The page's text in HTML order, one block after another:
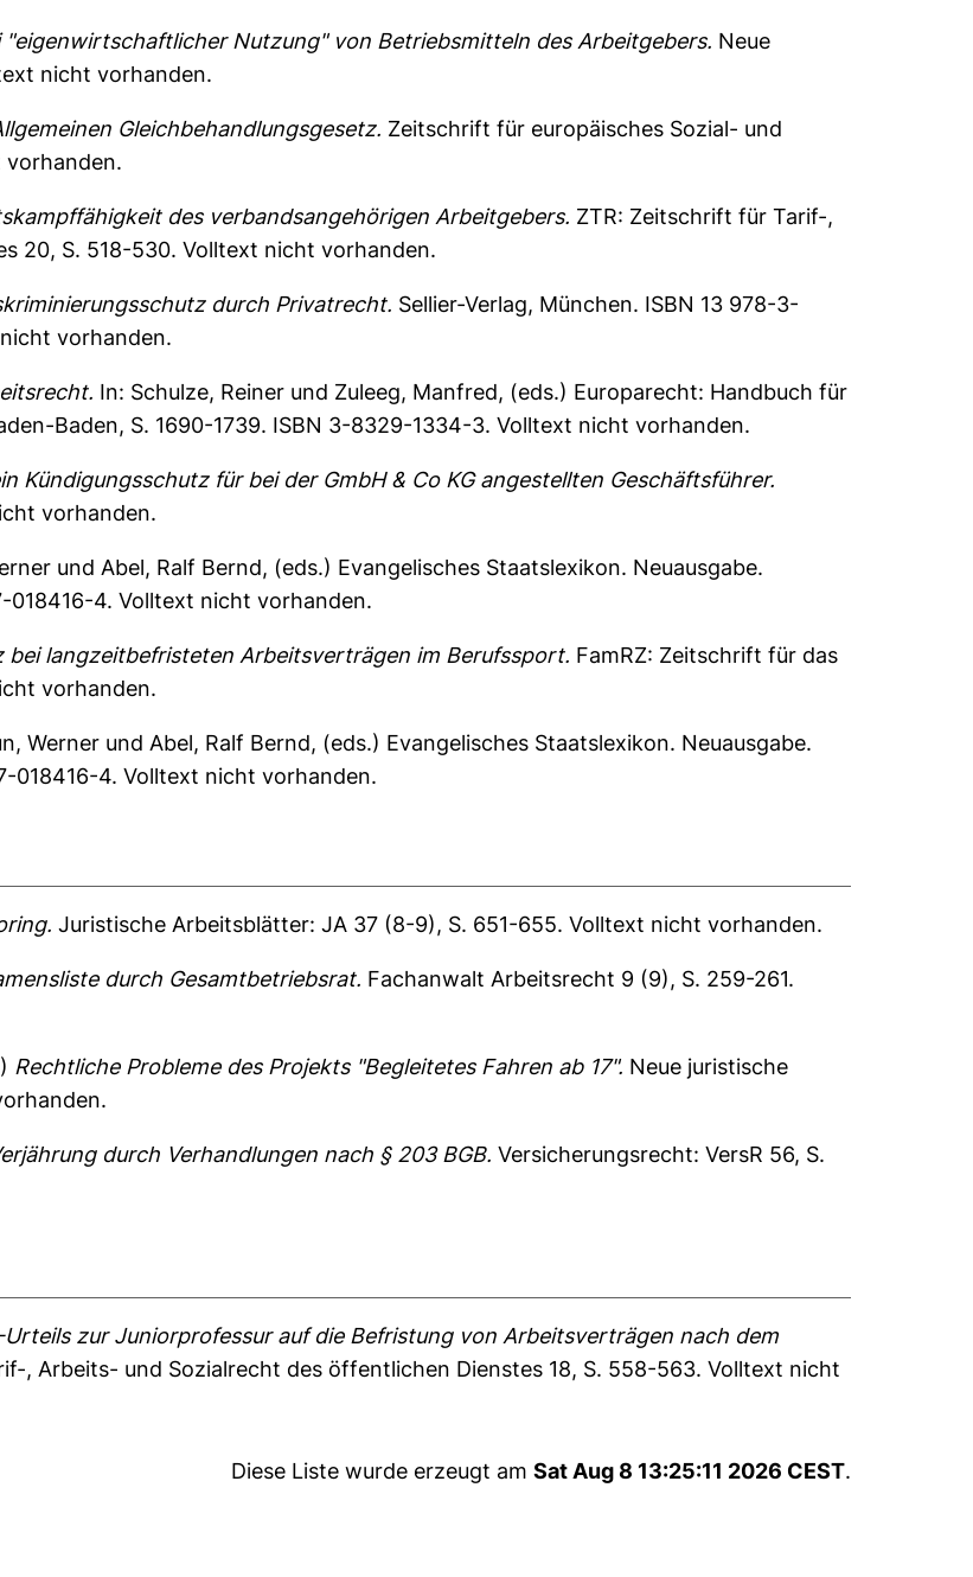
"eigenwirtschaftlicher Nutzung" von Betriebsmitteln des Arbeitgebers. Neue
nicht vorhanden.
Gleichbehandlungsgesetz. Zeitschrift für europäisches Sozial- und
des verbandsangehörigen Arbeitgebers. ZTR: Zeitschrift für Tarif-,
20, S. 518-530.Volltext nicht vorhanden.
durch Privatrecht. Sellier-Verlag, München. ISBN 13 978-3-
vorhanden.
In: Schulze, Reiner und Zuleeg, Manfred, (eds.) Europarecht: Handbuch für
Baden, S. 1690-1739. ISBN 3-8329-1334-3. Volltext nicht vorhanden.
Kündigungsschutz für bei der GmbH & Co KG angestellten Geschäftsführer.
vorhanden.
und Abel, Ralf Bernd, (eds.) Evangelisches Staatslexikon. Neuausgabe.
018416-4. Volltext nicht vorhanden.
bei langzeitbefristeten Arbeitsverträgen im Berufssport. FamRZ: Zeitschrift für das
vorhanden.
Werner und Abel, Ralf Bernd, (eds.) Evangelisches Staatslexikon. Neuausgabe.
018416-4. Volltext nicht vorhanden.
Juristische Arbeitsblätter: JA 37 (8-9), S. 651-655.Volltext nicht vorhanden.
durch Gesamtbetriebsrat. Fachanwalt Arbeitsrecht 9 (9), S. 259-261.
Rechtliche Probleme des Projekts "Begleitetes Fahren ab 17". Neue juristische
durch Verhandlungen nach § 203 BGB. Versicherungsrecht: VersR 56, S.
zur Juniorprofessur auf die Befristung von Arbeitsverträgen nach dem
, Arbeits- und Sozialrecht des öffentlichen Dienstes 18, S. 558-563.Volltext nicht
Diese Liste wurde erzeugt am Sat Aug 8 13:25:11 2026 CEST.